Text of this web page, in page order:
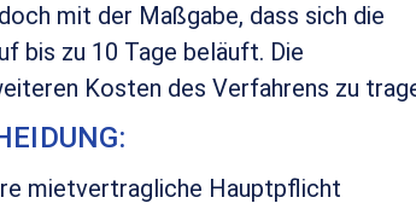
mit der Maßgabe, dass sich die
bis zu 10 Tage beläuft. Die
Kosten des Verfahrens zu
mietvertragliche Hauptpflicht